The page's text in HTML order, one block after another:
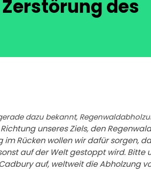
des
dazu bekannt,
unseres Ziels, den
im Rücken wollen wir dafür sorgen,
auf der Welt gestoppt wird. Bitte
auf, weltweit die Abholzung